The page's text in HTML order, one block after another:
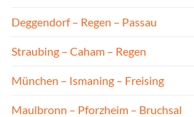
Deggendorf – Regen – Passau
Straubing – Caham – Regen
München – Ismaning – Freising
Maulbronn – Pforzheim – Bruchsal